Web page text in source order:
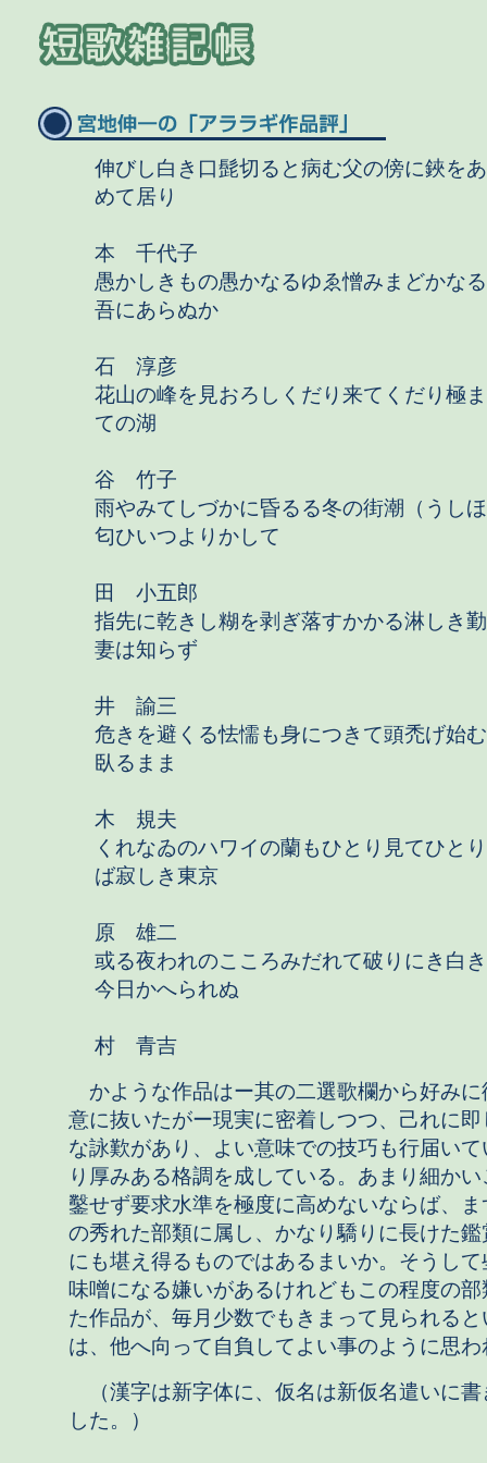
伸びし白き口髭切ると病む父の傍に鋏を
めて居り
本 千代子
愚かしきもの愚かなるゆゑ憎みまどかな
吾にあらぬか
石 淳彦
花山の峰を見おろしくだり来てくだり極
ての湖
谷 竹子
雨やみてしづかに昏るる冬の街潮（うし
匂ひいつよりかして
田 小五郎
指先に乾きし糊を剥ぎ落すかかる淋しき
妻は知らず
井 諭三
危きを避くる怯懦も身につきて頭禿げ始
臥るまま
木 規夫
くれなゐのハワイの蘭もひとり見てひと
ば寂しき東京
原 雄二
或る夜われのこころみだれて破りにき白
今日かへられぬ
村 青吉
かような作品はー其の二選歌欄から好みに
意に抜いたがー現実に密着しつつ、己れに
な詠歎があり、よい意味での技巧も行届い
り厚みある格調を成している。あまり細か
鑿せず要求水準を極度に高めないならば、
の秀れた部類に属し、かなり驕りに長けた
にも堪え得るものではあるまいか。そうし
味噌になる嫌いがあるけれどもこの程度の
た作品が、毎月少数でもきまって見られると
は、他へ向って自負してよい事のように思わ
（漢字は新字体に、仮名は新仮名遣いに書
した。）